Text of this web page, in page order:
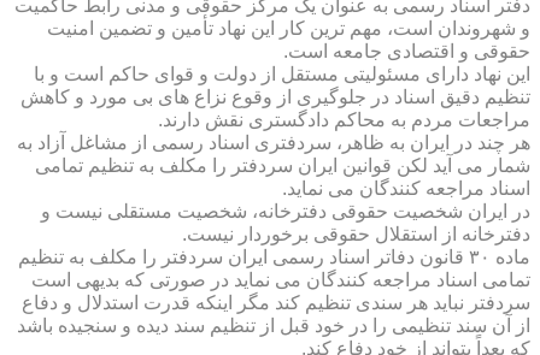
دفتر اسناد رسمی به عنوان یک مرکز حقوقی و مدنی رابط حاکمیت
و شهروندان است، مهم ترین کار این نهاد تأمین و تضمین امنیت
حقوقی و اقتصادی جامعه است.
این نهاد دارای مسئولیتی مستقل از دولت و قوای حاکم است و با
تنظیم دقیق اسناد در جلوگیری از وقوع نزاع های بی مورد و کاهش
مراجعات مردم به محاکم دادگستری نقش دارند.
هر چند در ایران به ظاهر، سردفتری اسناد رسمی از مشاغل آزاد به
شمار می آید لکن قوانین ایران سردفتر را مکلف به تنظیم تمامی
اسناد مراجعه کنندگان می نماید.
در ایران شخصیت حقوقی دفترخانه، شخصیت مستقلی نیست و
دفترخانه از استقلال حقوقی برخوردار نیست.
ماده ۳۰ قانون دفاتر اسناد رسمی ایران سردفتر را مکلف به تنظیم
تمامی اسناد مراجعه کنندگان می نماید در صورتی که بدیهی است
سردفتر نباید هر سندی تنظیم کند مگر اینکه قدرت استدلال و دفاع
از آن سند تنظیمی را در خود قبل از تنظیم سند دیده و سنجیده باشد
که بعداً بتواند از خود دفاع کند.